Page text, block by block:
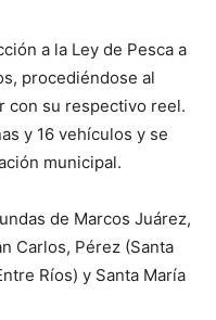
a la Ley de Pesca a
procediéndose al
con su respectivo reel.
y 16 vehículos y se
municipal.
de Marcos Juárez,
Carlos, Pérez (Santa
Ríos) y Santa María